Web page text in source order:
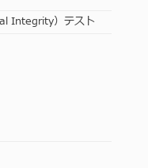
Integrity）テスト